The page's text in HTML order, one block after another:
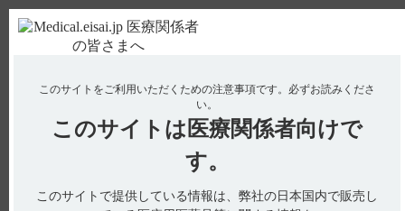
使用期限検索 Drug Information
No : 1814
【トラベルミン】 製品名の由来について教えて
【トラベルミン】
このサイトをご利用いただくための注意事項です。 必ずお読みくださ
い。
このサイトは 医療関係者向けで
す。
このサイトで提供している情報は、弊社の日本国内で販売し